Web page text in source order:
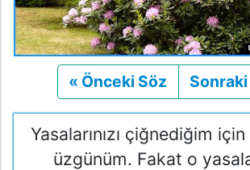
« Önceki Söz Önceki
Sonraki
Yasalarınızı çiğnediğim
üzgünüm. Fakat o